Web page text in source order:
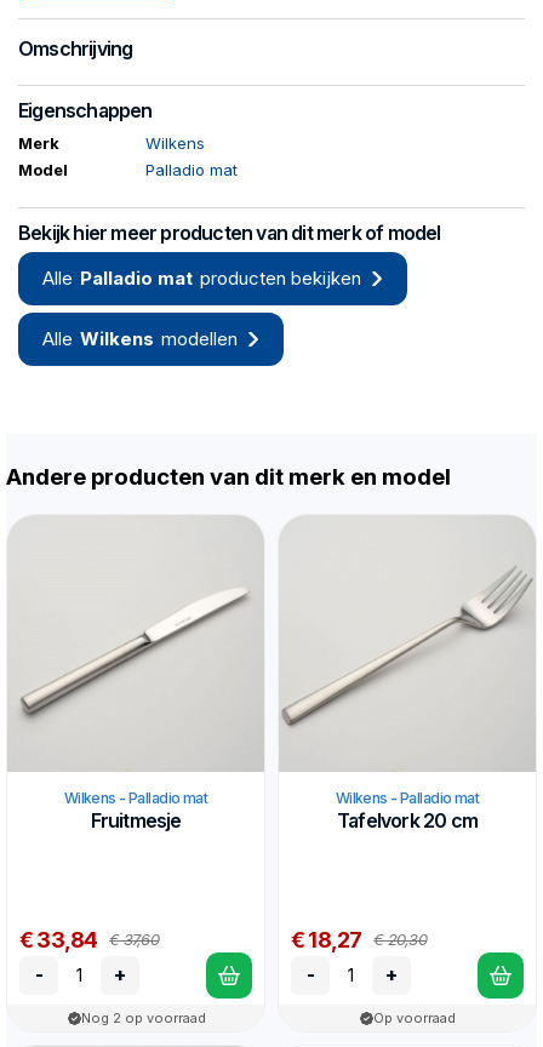
Omschrijving
Eigenschappen
Merk
Wilkens
Model
Palladio mat
Bekijk hier meer producten van dit merk of model
Alle Palladio mat producten bekijken
Alle Wilkens modellen
Andere producten van dit merk en model
Wilkens - Palladio mat
Fruitmesje
€ 33,84 € 37,60
- +
Nog 2 op voorraad
Wilkens - Palladio mat
Tafelvork 20 cm
€ 18,27 € 20,30
- +
Op voorraad